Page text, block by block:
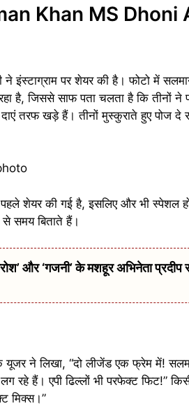
Khan MS
इंस्टाग्राम पर शेयर की है। फोटो में
है, जिससे साफ पता चलता है कि तीनों ने
दाएं तरफ खड़े हैं। तीनों मुस्कुराते हुए पोज
शेयर की गई है, इसलिए और भी स्पेशल
समय बिताते हैं।
और ‘गजनी’ के मशहूर अभिनेता प्रदीप
ने लिखा, “दो लीजेंड एक फ्रेम में!
रहे हैं। एपी ढिल्लों भी परफेक्ट फिट!”
मिक्स।”